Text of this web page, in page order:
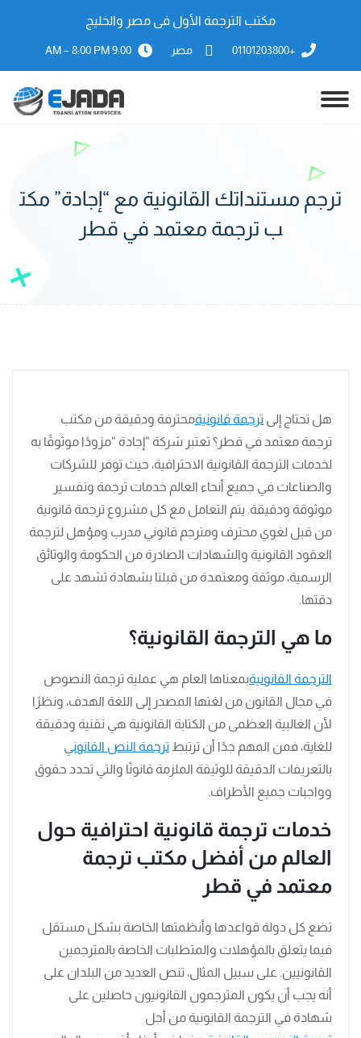
مكتب الترجمة الأول فى مصر والخليج
+01101203800 مصر 9:00 AM – 8:00 PM
ترجم مستنداتك القانونية مع “إجادة” مكت
ب ترجمة معتمد في قطر
هل تحتاج إلى ترجمة قانونيةمحترفة ودقيقة من مكتب
ترجمة معتمد في قطر؟ تعتبر شركة “إجادة “مزودًا موثوقًا به
لخدمات الترجمة القانونية الاحترافية، حيث توفر للشركات
والصناعات في جميع أنحاء العالم خدمات ترجمة وتفسير
موثوقة ودقيقة. يتم التعامل مع كل مشروع ترجمة قانونية
من قبل لغوي محترف ومترجم قانوني مدرب ومؤهل لترجمة
العقود القانونية والشهادات الصادرة من الحكومة والوثائق
الرسمية، موثقة ومعتمدة من قبلنا بشهادة تشهد على
دقتها.
ما هي الترجمة القانونية؟
الترجمة القانونيةبمعناها العام هي عملية ترجمة النصوص
في مجال القانون من لغتها المصدر إلى اللغة الهدف، ونظرًا
لأن الغالبية العظمى من الكتابة القانونية هي تقنية ودقيقة
للغاية، فمن المهم جدًا أن ترتبط ترجمة النص القانوني
بالتعريفات الدقيقة للوثيقة الملزمة قانونًا والتي تحدد حقوق
وواجبات جميع الأطراف.
خدمات ترجمة قانونية احترافية حول
العالم من أفضل مكتب ترجمة
معتمد في قطر
تضع كل دولة قواعدها وأنظمتها الخاصة بشكل مستقل
فيما يتعلق بالمؤهلات والمتطلبات الخاصة بالمترجمين
القانونيين. على سبيل المثال، تنص العديد من البلدان على
أنه يجب أن يكون المترجمون القانونيون حاصلين على
شهادة في الترجمة القانونية من أجل